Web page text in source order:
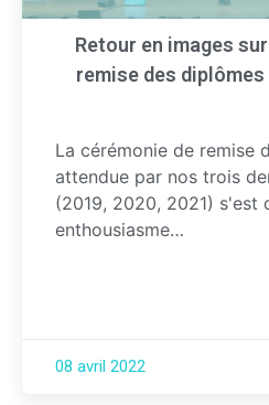
Retour en images
remise des diplômes
La cérémonie de remise
attendue par nos trois
(2019, 2020, 2021) s'est
enthousiasme…
08 avril 2022